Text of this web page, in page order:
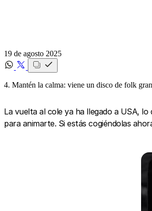
19 de agosto 2025
4. Mantén la calma: viene un disco de folk
La vuelta al cole ya ha llegado a USA,
para animarte. Si estás cogiéndolas